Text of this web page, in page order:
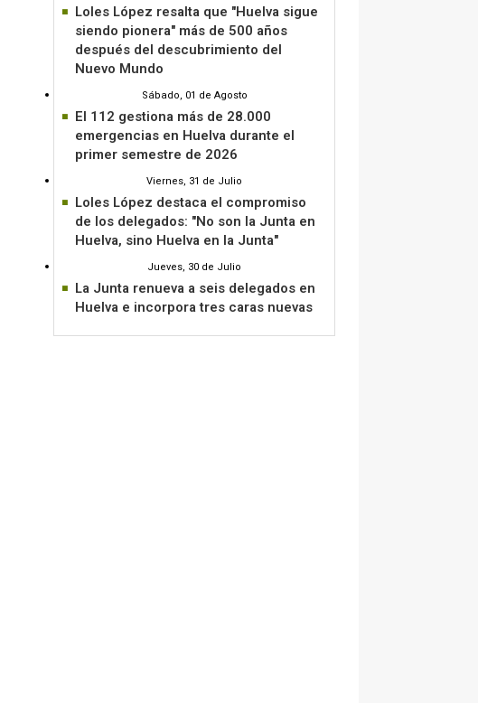
Loles López resalta que "Huelva sigue
siendo pionera" más de 500 años
después del descubrimiento del
Nuevo Mundo
Sábado, 01 de Agosto
El 112 gestiona más de 28.000
emergencias en Huelva durante el
primer semestre de 2026
Viernes, 31 de Julio
Loles López destaca el compromiso
de los delegados: "No son la Junta en
Huelva, sino Huelva en la Junta"
Jueves, 30 de Julio
La Junta renueva a seis delegados en
Huelva e incorpora tres caras nuevas